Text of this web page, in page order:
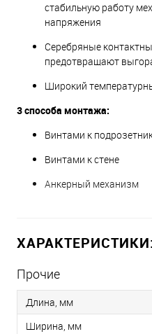
стабильную работу
напряжения
Серебряные
предотвращают
Широкий
3 способа монтажа:
Винтами к
Винтами к стене
Анкерный механизм
Прочие
Длина, мм
Ширина, мм